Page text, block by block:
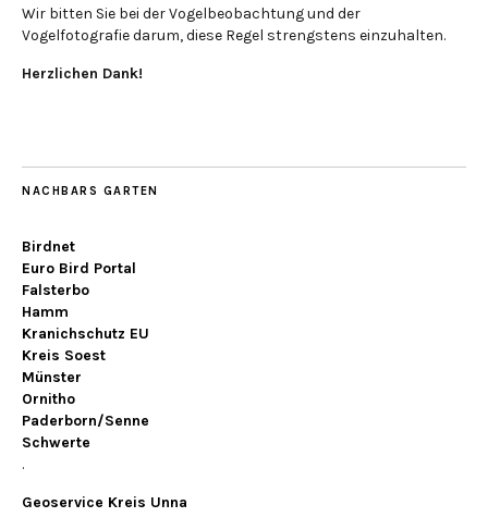
Wir bitten Sie bei der Vogelbeobachtung und der
Vogelfotografie darum, diese Regel strengstens einzuhalten.
Herzlichen Dank!
NACHBARS GARTEN
Birdnet
Euro Bird Portal
Falsterbo
Hamm
Kranichschutz EU
Kreis Soest
Münster
Ornitho
Paderborn/Senne
Schwerte
.
Geoservice Kreis Unna